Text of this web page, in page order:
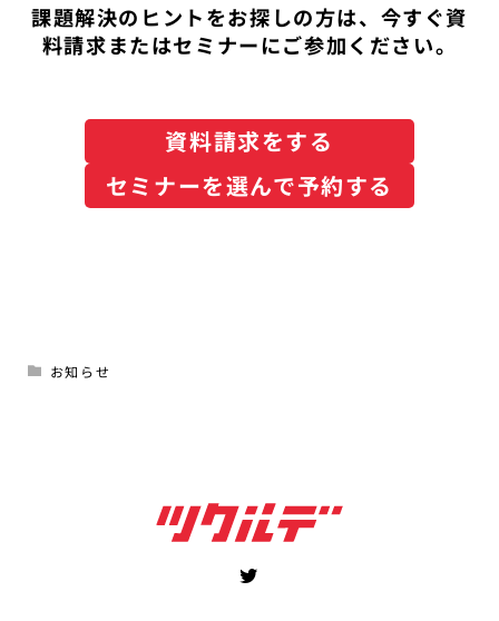
課題解決のヒントをお探しの方は、今すぐ資
料請求またはセミナーにご参加ください。
資料請求をする
セミナーを選んで予約する
お知らせ